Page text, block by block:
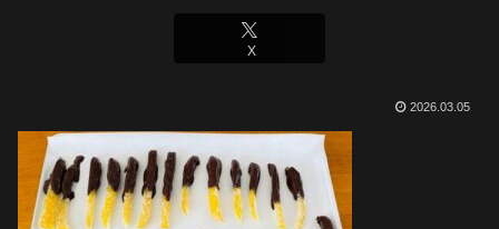
X
2026.03.05